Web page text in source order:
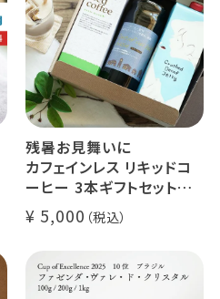
残暑お見舞いに
カフェインレス リキッドコ
ーヒー 3本ギフトセット
クラッシュド デカフェ ゼリ
ー 1本
デカフェ オレベース【無
糖】1本
デカフェ アイスコーヒー 1
5,000